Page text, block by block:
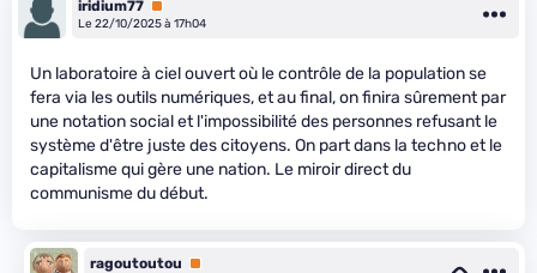
iridium77 Premium
Le 22/10/2025 à 17h04
Un laboratoire à ciel ouvert où le contrôle de la population se
fera via les outils numériques, et au final, on finira sûrement par
une notation social et l'impossibilité des personnes refusant le
système d'être juste des citoyens. On part dans la techno et le
capitalisme qui gère une nation. Le miroir direct du
communisme du début.
ragoutoutou
Premium